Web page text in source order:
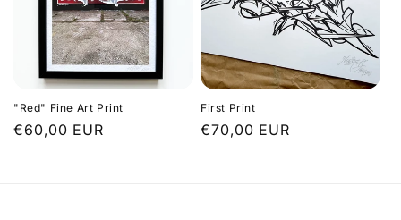
"Red" Fine Art Print
Normaler
€60,00 EUR
First Print
Normaler
€70,00 EUR